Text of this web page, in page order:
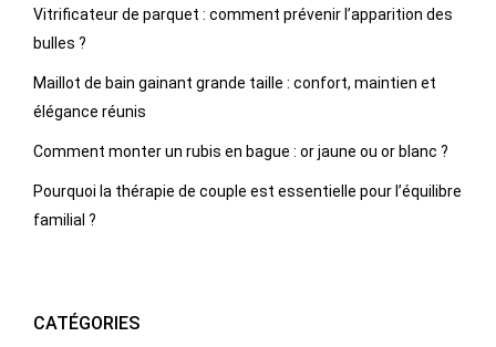
Vitrificateur de parquet : comment prévenir l’apparition des
bulles ?
Maillot de bain gainant grande taille : confort, maintien et
élégance réunis
Comment monter un rubis en bague : or jaune ou or blanc ?
Pourquoi la thérapie de couple est essentielle pour l’équilibre
familial ?
CATÉGORIES